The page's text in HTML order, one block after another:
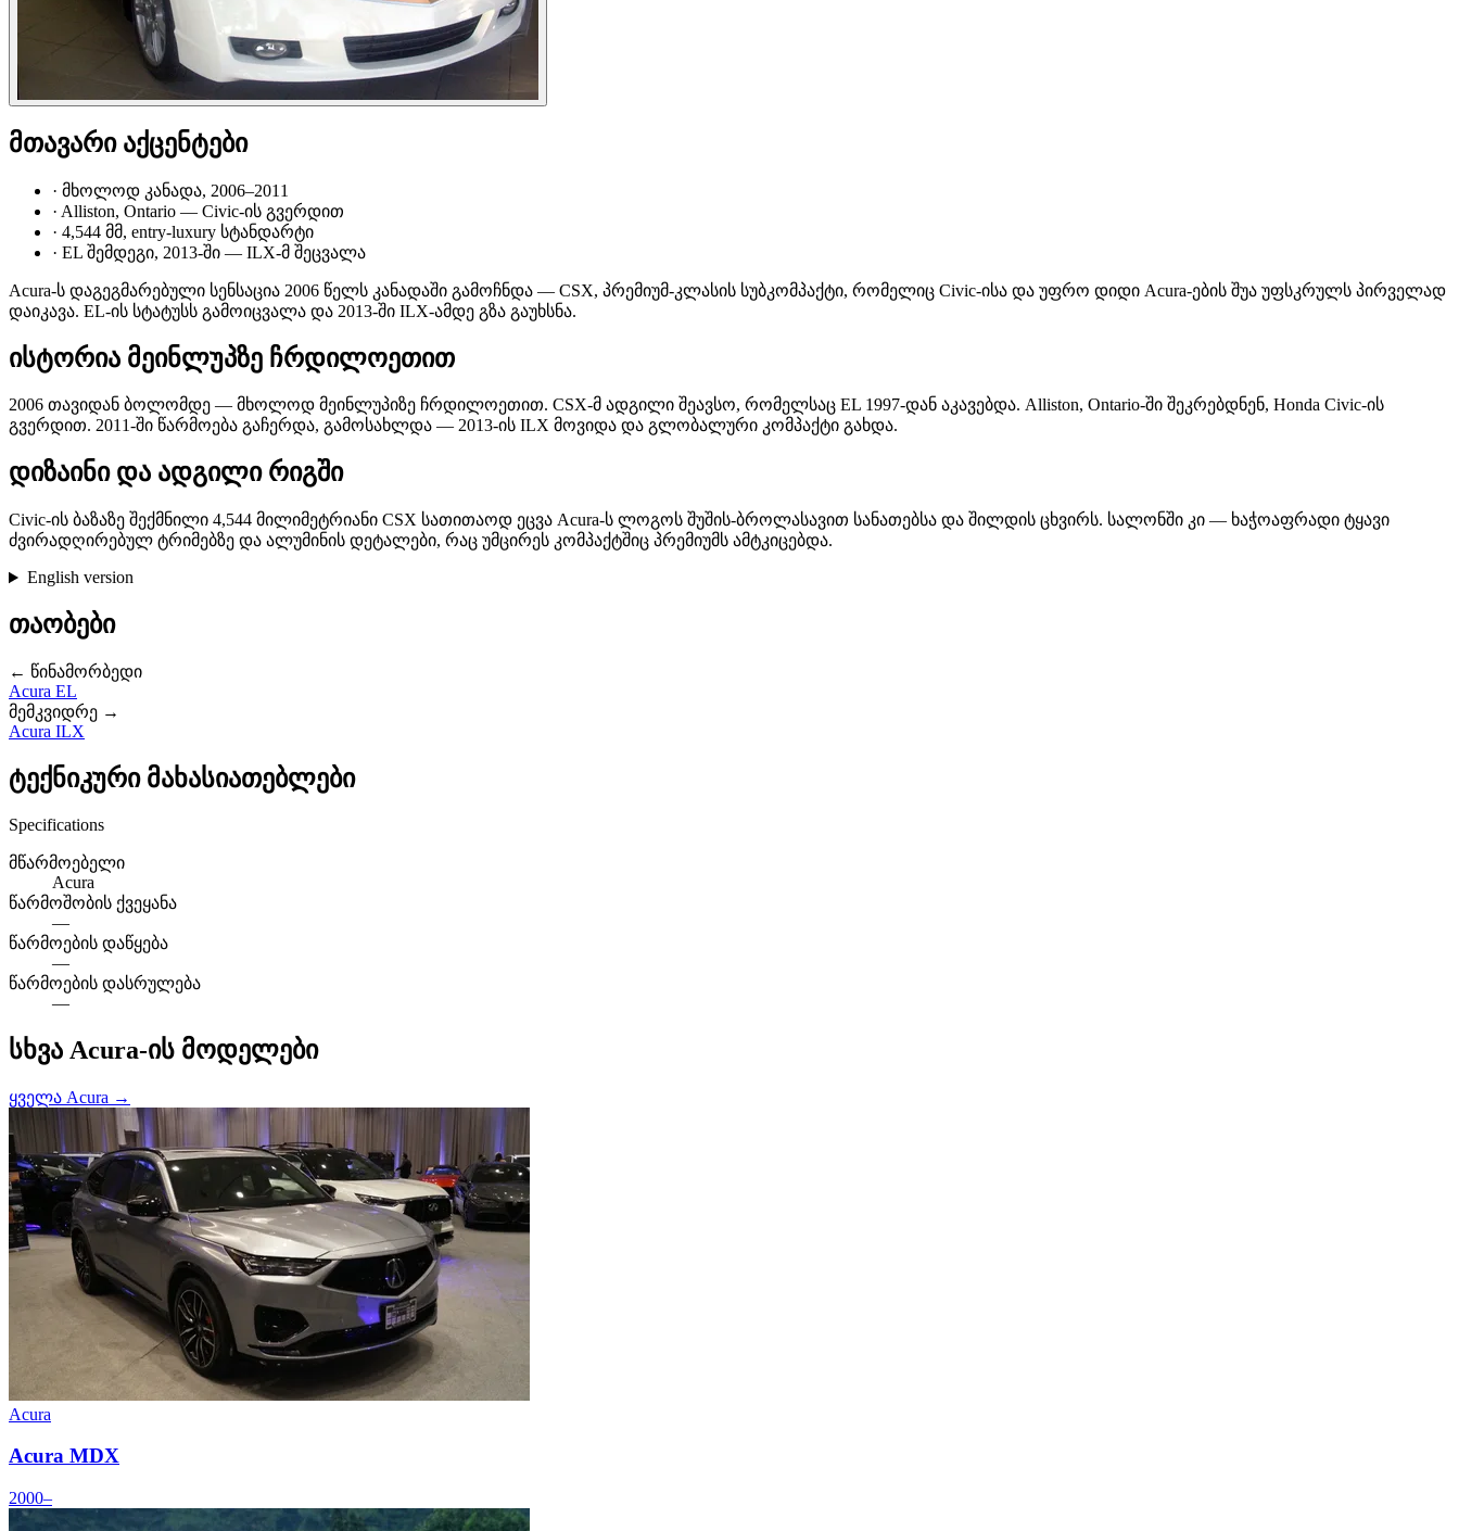
მთავარი აქცენტები
· მხოლოდ კანადა, 2006–2011
· Alliston, Ontario — Civic-ის გვერდით
· 4,544 მმ, entry-luxury სტანდარტი
· EL შემდეგი, 2013-ში — ILX-მ შეცვალა
Acura-ს დაგეგმარებული სენსაცია 2006 წელს კანადაში გამოჩნდა — CSX, პრემიუმ-კლასის სუბკომპაქტი, რომელიც Civic-ისა და უფრო დიდი Acura-ების შუა უფსკრულს პირველად
დაიკავა. EL-ის სტატუსს გამოიცვალა და 2013-ში ILX-ამდე გზა გაუხსნა.
ისტორია მეინლუპზე ჩრდილოეთით
2006 თავიდან ბოლომდე — მხოლოდ მეინლუპიზე ჩრდილოეთით. CSX-მ ადგილი შეავსო, რომელსაც EL 1997-დან აკავებდა. Alliston, Ontario-ში შეკრებდნენ, Honda Civic-ის
გვერდით. 2011-ში წარმოება გაჩერდა, გამოსახლდა — 2013-ის ILX მოვიდა და გლობალური კომპაქტი გახდა.
დიზაინი და ადგილი რიგში
Civic-ის ბაზაზე შექმნილი 4,544 მილიმეტრიანი CSX სათითაოდ ეცვა Acura-ს ლოგოს შუშის-ბროლასავით სანათებსა და შილდის ცხვირს. სალონში კი — ხაჭოაფრადი ტყავი
ძვირადღირებულ ტრიმებზე და ალუმინის დეტალები, რაც უმცირეს კომპაქტშიც პრემიუმს ამტკიცებდა.
English version
თაობები
← წინამორბედი
Acura EL
მემკვიდრე →
Acura ILX
ტექნიკური მახასიათებლები
Specifications
მწარმოებელი
Acura
წარმოშობის ქვეყანა
—
წარმოების დაწყება
—
წარმოების დასრულება
—
სხვა Acura-ის მოდელები
ყველა Acura →
Acura
Acura MDX
2000–